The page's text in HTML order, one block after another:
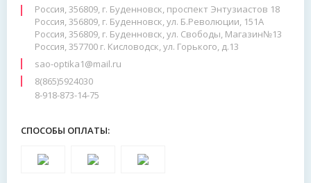
Россия, 356809, г. Буденновск, проспект Энтузиастов 18
Россия, 356809, г. Буденновск, ул. Б.Революции, 151А
Россия, 356809, г. Буденновск, ул. Свободы, Магазин№13
Россия, 357700 г. Кисловодск, ул. Горького, д.13
sao-optika1@mail.ru
8(865)5924030
8-918-873-14-75
СПОСОБЫ ОПЛАТЫ: